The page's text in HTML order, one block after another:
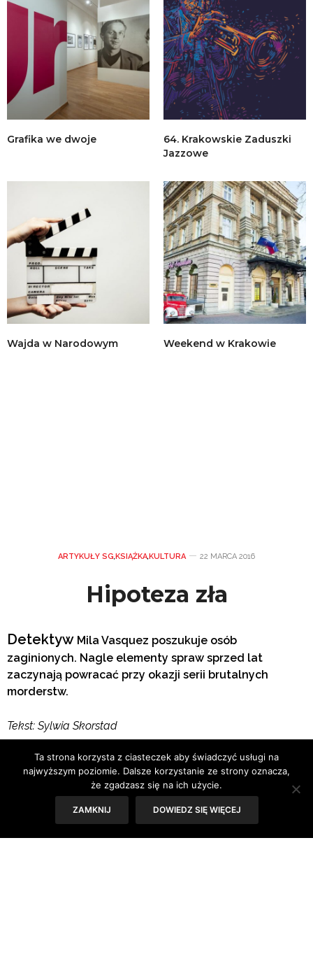
Grafika we dwoje
64. Krakowskie Zaduszki
Jazzowe
Wajda w Narodowym Weekend w Krakowie
ARTYKUŁY SG,KSIĄŻKA,KULTURA 22 MARCA 2016
Hipoteza zła
Detektyw Mila Vasquez poszukuje osób
zaginionych. Nagle elementy spraw sprzed lat
zaczynają powracać przy okazji serii brutalnych
morderstw.
Tekst: Sylwia Skorstad
Ta strona korzysta z ciasteczek aby świadczyć usługi na
najwyższym poziomie. Dalsze korzystanie ze strony oznacza,
że zgadzasz się na ich użycie.
ZAMKNIJ DOWIEDZ SIĘ WIĘCEJ